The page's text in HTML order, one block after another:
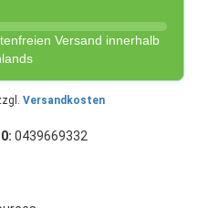
Versand innerhalb
Versandkosten
0439669332